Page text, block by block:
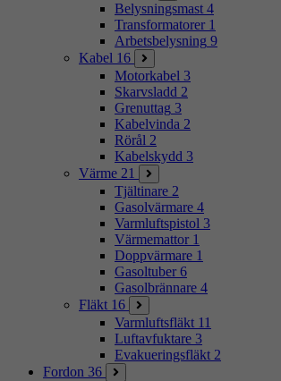
Belysningsmast 4
Transformatorer 1
Arbetsbelysning 9
Kabel 16
Motorkabel 3
Skarvsladd 2
Grenuttag 3
Kabelvinda 2
Rörål 2
Kabelskydd 3
Värme 21
Tjältinare 2
Gasolvärmare 4
Varmluftspistol 3
Värmemattor 1
Doppvärmare 1
Gasoltuber 6
Gasolbrännare 4
Fläkt 16
Varmluftsfläkt 11
Luftavfuktare 3
Evakueringsfläkt 2
Fordon 36